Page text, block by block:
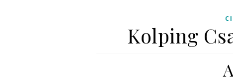
Kolping